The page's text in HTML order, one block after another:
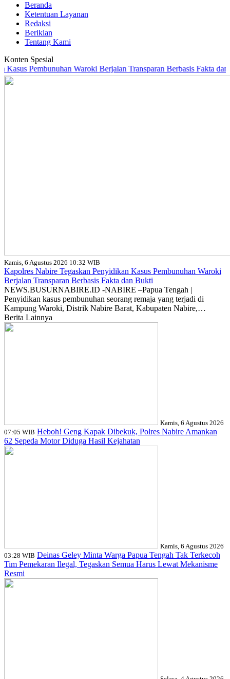
Beranda
Ketentuan Layanan
Redaksi
Beriklan
Tentang Kami
Konten Spesial
Waroki Berjalan Transparan Berbasis Fakta dan Bukti
Kamis, 6 Agustus 2026 10:32 WIB
Kapolres Nabire Tegaskan Penyidikan Kasus Pembunuhan Waroki
Berjalan Transparan Berbasis Fakta dan Bukti
NEWS.BUSURNABIRE.ID -NABIRE –Papua Tengah |
Penyidikan kasus pembunuhan seorang remaja yang terjadi di
Kampung Waroki, Distrik Nabire Barat, Kabupaten Nabire,…
Berita Lainnya
Kamis, 6 Agustus 2026
07:05 WIB Heboh! Geng Kapak Dibekuk, Polres Nabire Amankan
62 Sepeda Motor Diduga Hasil Kejahatan
Kamis, 6 Agustus 2026
03:28 WIB Deinas Geley Minta Warga Papua Tengah Tak Terkecoh
Tim Pemekaran Ilegal, Tegaskan Semua Harus Lewat Mekanisme
Resmi